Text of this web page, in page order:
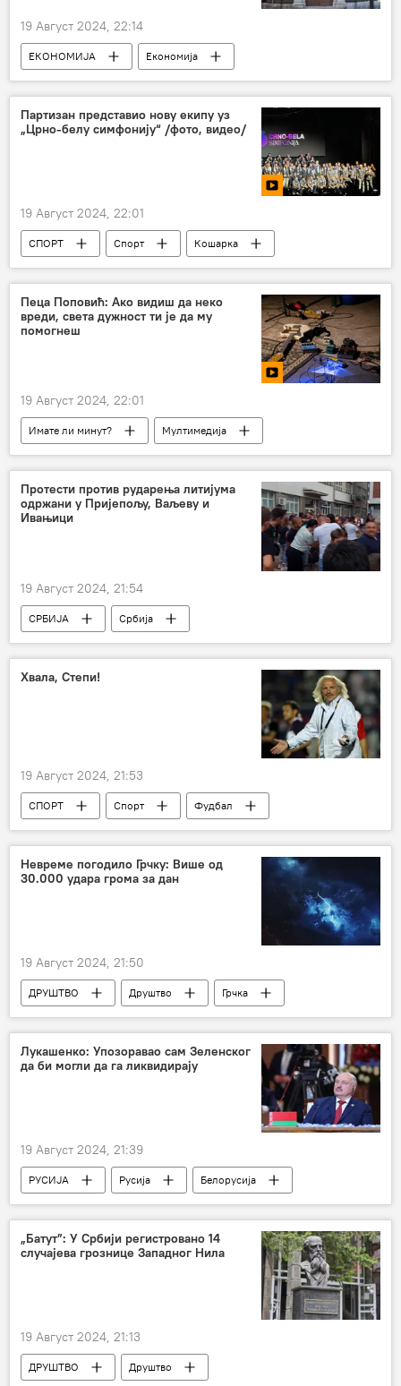
19 Август 2024, 22:14
ЕКОНОМИЈА
Економија
Србија – економија
Партизан представио нову екипу уз
„Црно-белу симфонију“ /фото, видео/
19 Август 2024, 22:01
СПОРТ Спорт
Кошарка
КК Партизан
Пеца Поповић: Ако видиш да неко
вреди, света дужност ти је да му
помогнеш
19 Август 2024, 22:01
Имате ли минут? Мултимедија
Протести против рударења литијума
одржани у Пријепољу, Ваљеву и
Ивањици
19 Август 2024, 21:54
СРБИЈА
Србија
Србија – економија
Хвала, Степи!
19 Август 2024, 21:53
СПОРТ Спорт
Фудбал
Драгослав Степановић
Невреме погодило Грчку: Више од
30.000 удара грома за дан
19 Август 2024, 21:50
ДРУШТВО Друштво
Грчка
Невреме
Лукашенко: Упозоравао сам Зеленског
да би могли да га ликвидирају
19 Август 2024, 21:39
РУСИЈА Русија
Белорусија
Александар Лукашенко
Украјина
Владимир Зеленски
„Батут”: У Србији регистровано 14
случајева грознице Западног Нила
19 Август 2024, 21:13
ДРУШТВО
Друштво